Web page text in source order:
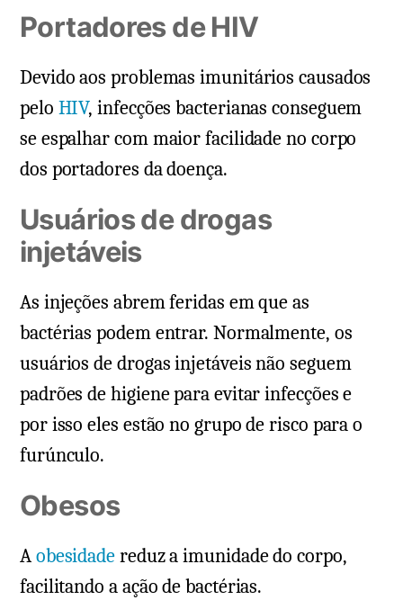
Portadores de HIV
Devido aos problemas imunitários causados
pelo HIV, infecções bacterianas conseguem
se espalhar com maior facilidade no corpo
dos portadores da doença.
Usuários de drogas
injetáveis
As injeções abrem feridas em que as
bactérias podem entrar. Normalmente, os
usuários de drogas injetáveis não seguem
padrões de higiene para evitar infecções e
por isso eles estão no grupo de risco para o
furúnculo.
Obesos
Aobesidadereduz a imunidade do corpo,
facilitando a ação de bactérias.